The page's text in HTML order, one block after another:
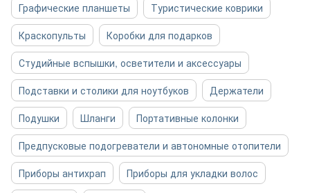
Графические планшеты
Туристические коврики
Краскопульты
Коробки для подарков
Студийные вспышки, осветители и аксессуары
Подставки и столики для ноутбуков
Держатели
Подушки
Шланги
Портативные колонки
Предпусковые подогреватели и автономные отопители
Приборы антихрап
Приборы для укладки волос